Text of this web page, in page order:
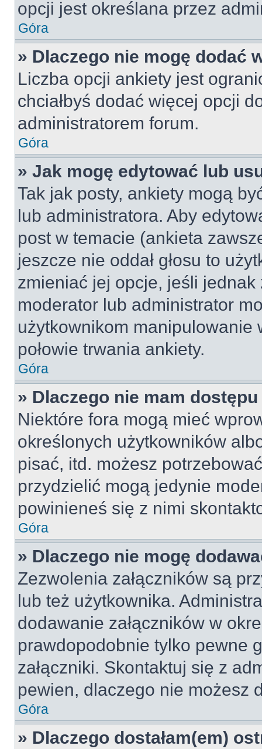
opcji jest określana przez
Góra
» Dlaczego nie mogę dodać
Liczba opcji ankiety jest
chciałbyś dodać więcej opcji
administratorem forum.
Góra
» Jak mogę edytować lub
Tak jak posty, ankiety mogą
lub administratora. Aby
post w temacie (ankieta
jeszcze nie oddał głosu to
zmieniać jej opcje, jeśli jednak
moderator lub administrator
użytkownikom manipulowanie
połowie trwania ankiety.
Góra
» Dlaczego nie mam
Niektóre fora mogą mieć
określonych użytkowników
pisać, itd. możesz
przydzielić mogą jedynie
powinieneś się z nimi
Góra
» Dlaczego nie mogę
Zezwolenia załączników są
lub też użytkownika.
dodawanie załączników w
prawdopodobnie tylko pewne
załączniki. Skontaktuj się z
pewien, dlaczego nie możesz
Góra
» Dlaczego dostałam(em)